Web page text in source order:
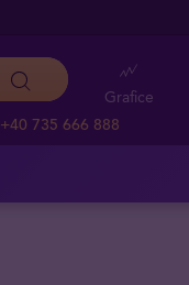
+40 735 666 888
Grafice